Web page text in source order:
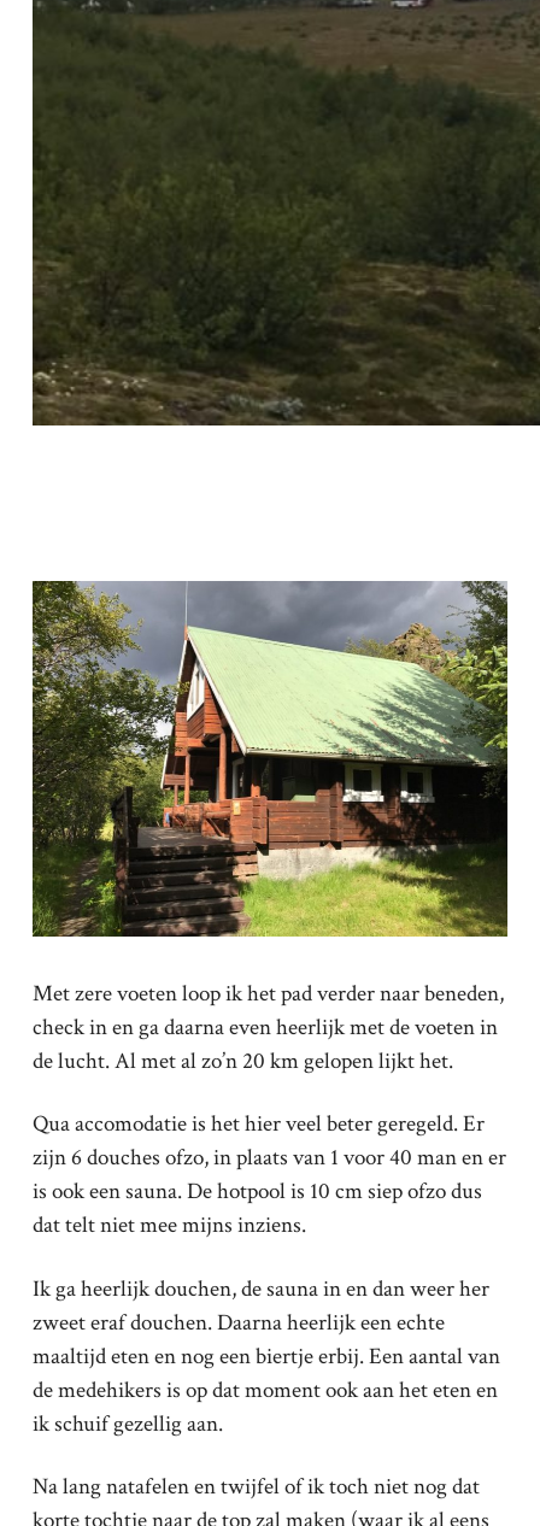
Met zere voeten loop ik het pad verder naar beneden,
check in en ga daarna even heerlijk met de voeten in
de lucht. Al met al zo’n 20 km gelopen lijkt het.
Qua accomodatie is het hier veel beter geregeld. Er
zijn 6 douches ofzo, in plaats van 1 voor 40 man en er
is ook een sauna. De hotpool is 10 cm siep ofzo dus
dat telt niet mee mijns inziens.
Ik ga heerlijk douchen, de sauna in en dan weer her
zweet eraf douchen. Daarna heerlijk een echte
maaltijd eten en nog een biertje erbij. Een aantal van
de medehikers is op dat moment ook aan het eten en
ik schuif gezellig aan.
Na lang natafelen en twijfel of ik toch niet nog dat